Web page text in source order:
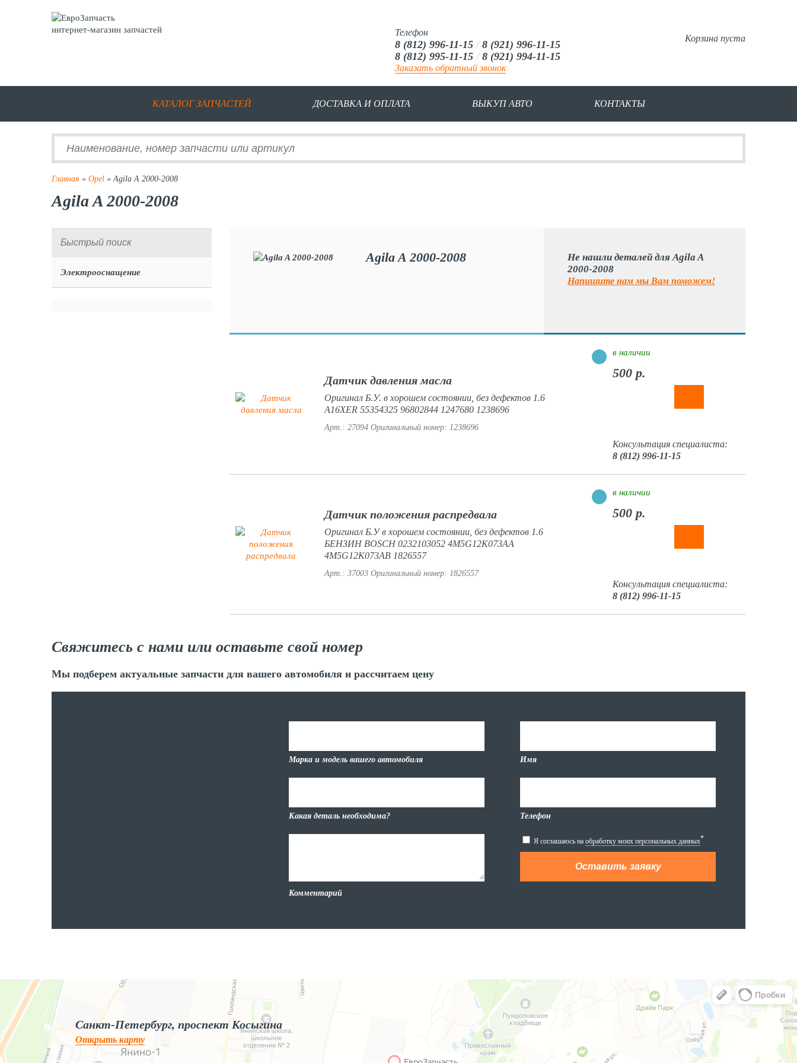
интернет-магазин запчастей
Корзина пуста
Телефон
8 (812) 996-11-15 / 8 (921) 996-11-15
8 (812) 995-11-15 / 8 (921) 994-11-15
Заказать обратный звонок
КАТАЛОГ ЗАПЧАСТЕЙ ДОСТАВКА И ОПЛАТА ВЫКУП АВТО КОНТАКТЫ
Главная » Opel » Agila A 2000-2008
Agila A 2000-2008
Электрооснащение
Agila A 2000-2008
Не нашли деталей для Agila A
2000-2008
Напишите нам мы Вам поможем!
Датчик давления масла
Оригинал Б.У. в хорошем состоянии, без дефектов 1.6
A16XER 55354325 96802844 1247680 1238696
Арт.: 27094 Оригинальный номер: 1238696
в наличии
500 р.
Консультация специалиста:
8 (812) 996-11-15
Датчик положения распредвала
Оригинал Б.У в хорошем состоянии, без дефектов 1.6
БЕНЗИН BOSCH 0232103052 4M5G12K073AA
4M5G12K073AB 1826557
Арт.: 37003 Оригинальный номер: 1826557
в наличии
500 р.
Консультация специалиста:
8 (812) 996-11-15
Свяжитесь с нами или оставьте свой номер
Мы подберем актуальные запчасти для вашего автомобиля и рассчитаем цену
Марка и модель вашего автомобиля
Какая деталь необходима?
Комментарий
Имя
Телефон
Я соглашаюсь на обработку моих персональных данных*
Яндекс.Карты
Яндекс.Карты — поиск мест и адресов, городской транспорт
Санкт-Петербург, проспект Косыгина
Открыть карту